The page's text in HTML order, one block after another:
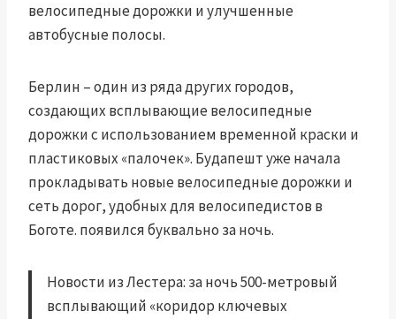
велосипедные дорожки и улучшенные
автобусные полосы.
Берлин – один из ряда других городов,
создающих всплывающие велосипедные
дорожкис использованием временной краски и
пластиковых «палочек». Будапештуже начала
прокладывать новые велосипедные дорожки и
сеть дорог, удобных для велосипедистов в
Боготе. появился буквально за ночь.
Новости из Лестера: за ночь 500-метровый
всплывающий «коридор ключевых